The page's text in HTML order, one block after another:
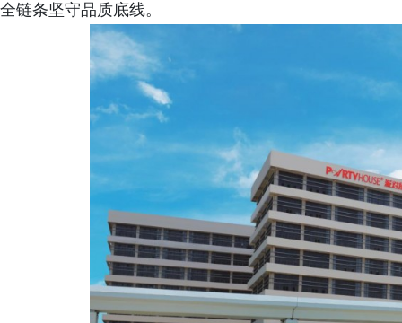
全链条坚守品质底线。